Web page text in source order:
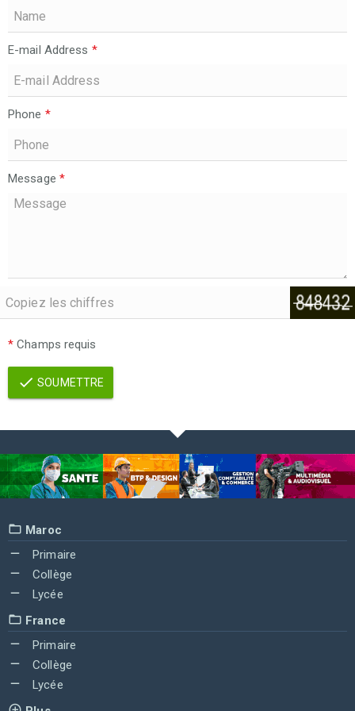
E-mail Address *
Phone *
Message *
* Champs requis
SOUMETTRE
Maroc
Primaire
Collège
Lycée
France
Primaire
Collège
Lycée